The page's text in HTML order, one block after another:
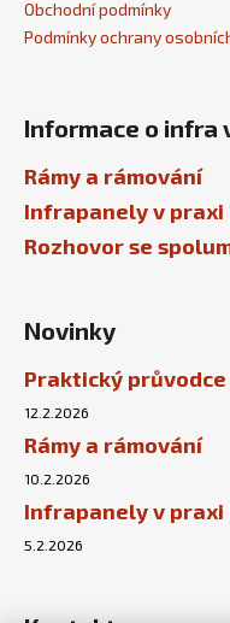
Obchodní podmínky
Podmínky ochrany
Informace o infra
Rámy a rámování
Infrapanely v praxi
Rozhovor se
Novinky
Praktický
12.2.2026
Rámy a rámování
10.2.2026
Infrapanely v praxi
5.2.2026